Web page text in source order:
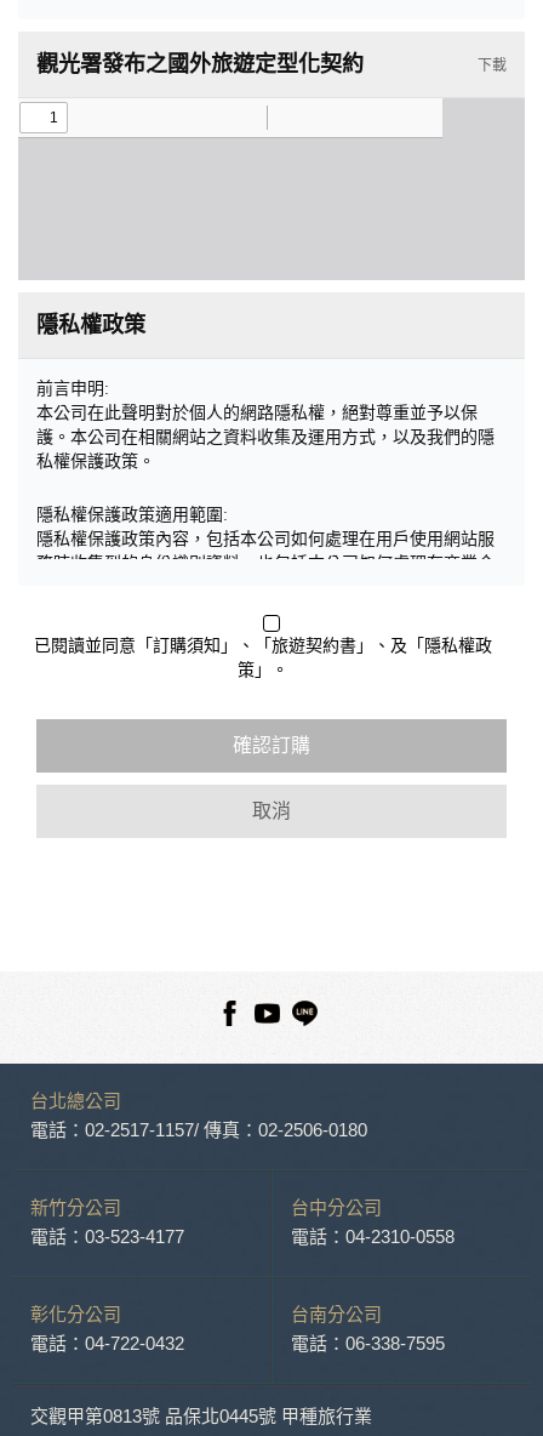
觀光署發布之國外旅遊定型化契約 下載
隱私權政策
前言申明:
本公司在此聲明對於個人的網路隱私權，絕對尊重並予以保
護。本公司在相關網站之資料收集及運用方式，以及我們的隱
私權保護政策。
隱私權保護政策適用範圍:
隱私權保護政策內容，包括本公司如何處理在用戶使用網站服
務時收集到的身份識別資料，也包括本公司如何處理在商業合
不適用於本公司以外的公司或網站群，與非本站所僱用或管理
人員。例如您透過本公司旗下網站上的廣告廠商連結，這些置
放連結的廠商也可能蒐集您個人的資料。對於您主動提供的個
您個人在本網站上的聊天室或討論區中任意公開個人資料的行
為，在非經加密的保護下，亦不適用於本公司隱私權保護政
策。
資料的蒐集與使用方式:
錄等，做為我們增進網站服務的參考依據，此記錄為內部應
外，我們會視需要公佈統計數據及說明文字，但不涉及特定個
人之資料。
的個人資料揭露予第三人或使用於蒐集目的以外之其他用途。
在您於本網站註冊帳號、使用本網站相關產品、服務、活動或
贈獎時，本網站會收集您的個人識別資料，本網站也可以從商
業夥伴處取得個人資料。
當客戶在本網站註冊時，我們會取得您的姓名、電話、住址、
當您註冊成功，並登入使用我們的服務後，我們即取得您的資
料。註冊時，本網站取得您的姓名、電話、住址、身份證字
其他除了上述，會保留您在上網瀏覽或查詢時，伺服器自行產
已閱讀並同意「訂購須知」、「旅遊契約書」、及「隱私權政
策」。
確認訂購
取消
交觀甲第0813號 品保北0445號 甲種旅行業
台北總公司
電話：02-2517-1157/ 傳真：02-2506-0180
新竹分公司
電話：03-523-4177
台中分公司
電話：04-2310-0558
彰化分公司
電話：04-722-0432
台南分公司
電話：06-338-7595